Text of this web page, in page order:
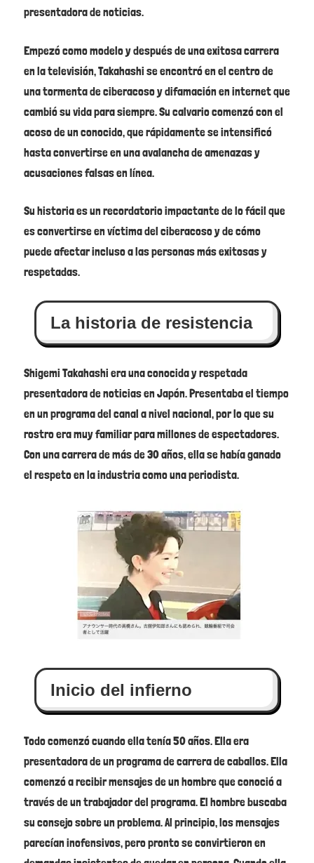
presentadora de noticias.
Empezó como modelo y después de una exitosa carrera
en la televisión, Takahashi se encontró en el centro de
una tormenta de ciberacoso y difamación en internet que
cambió su vida para siempre. Su calvario comenzó con el
acoso de un conocido, que rápidamente se intensificó
hasta convertirse en una avalancha de amenazas y
acusaciones falsas en línea.
Su historia es un recordatorio impactante de lo fácil que
es convertirse en víctima del ciberacoso y de cómo
puede afectar incluso a las personas más exitosas y
respetadas.
La historia de resistencia
Shigemi Takahashi era una conocida y respetada
presentadora de noticias en Japón. Presentaba el tiempo
en un programa del canal a nivel nacional, por lo que su
rostro era muy familiar para millones de espectadores.
Con una carrera de más de 30 años, ella se había ganado
el respeto en la industria como una periodista.
Inicio del infierno
Todo comenzó cuando ella tenía 50 años. Ella era
presentadora de un programa de carrera de caballos. Ella
comenzó a recibir mensajes de un hombre que conoció a
través de un trabajador del programa. El hombre buscaba
su consejo sobre un problema. Al principio, los mensajes
parecían inofensivos, pero pronto se convirtieron en